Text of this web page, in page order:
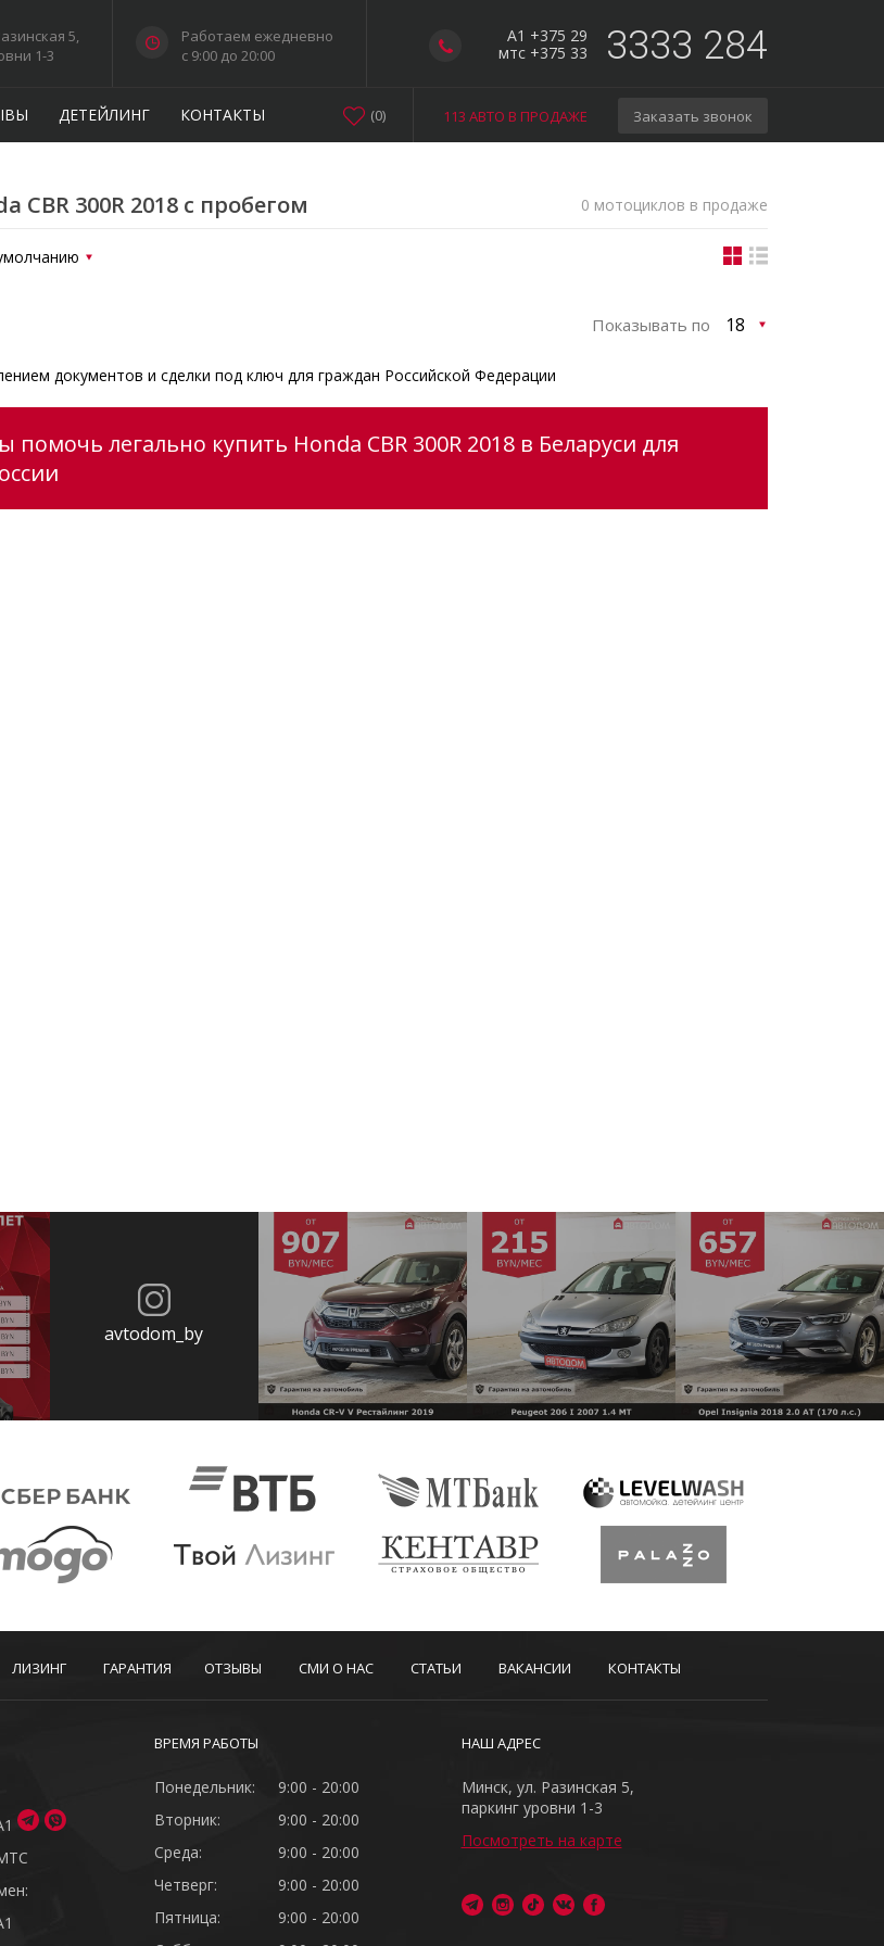
A1 +375 29
мтс +375 33
3333 284
5,
1-3
Работаем ежедневно
c 9:00 до 20:00
ДЕТЕЙЛИНГ КОНТАКТЫ 113 АВТО В ПРОДАЖЕ Заказать звонок
(0)
CBR 300R 2018 с пробегом 0 мотоциклов в продаже
Показывать по
документов и сделки под ключ для граждан Российской Федерации
помочь легально купить Honda CBR 300R 2018 в Беларуси для
avtodom_by
ЛИЗИНГ ГАРАНТИЯ ОТЗЫВЫ СМИ О НАС СТАТЬИ ВАКАНСИИ КОНТАКТЫ
ВРЕМЯ РАБОТЫ
Понедельник:
9:00 - 20:00
Вторник:
9:00 - 20:00
Среда:
9:00 - 20:00
Четверг:
9:00 - 20:00
Пятница:
9:00 - 20:00
НАШ АДРЕС
Минск, ул. Разинская 5,
паркинг уровни 1-3
Посмотреть на карте